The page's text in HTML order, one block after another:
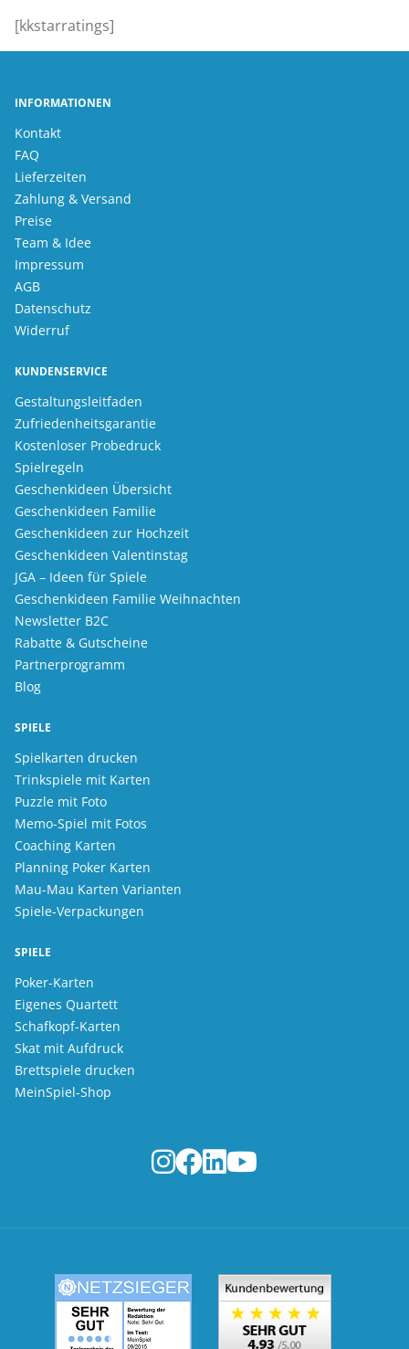
[kkstarratings]
INFORMATIONEN
Kontakt
FAQ
Lieferzeiten
Zahlung & Versand
Preise
Team & Idee
Impressum
AGB
Datenschutz
Widerruf
KUNDENSERVICE
Gestaltungsleitfaden
Zufriedenheitsgarantie
Kostenloser Probedruck
Spielregeln
Geschenkideen Übersicht
Geschenkideen Familie
Geschenkideen zur Hochzeit
Geschenkideen Valentinstag
JGA – Ideen für Spiele
Geschenkideen Familie Weihnachten
Newsletter B2C
Rabatte & Gutscheine
Partnerprogramm
Blog
SPIELE
Spielkarten drucken
Trinkspiele mit Karten
Puzzle mit Foto
Memo-Spiel mit Fotos
Coaching Karten
Planning Poker Karten
Mau-Mau Karten Varianten
Spiele-Verpackungen
SPIELE
Poker-Karten
Eigenes Quartett
Schafkopf-Karten
Skat mit Aufdruck
Brettspiele drucken
MeinSpiel-Shop